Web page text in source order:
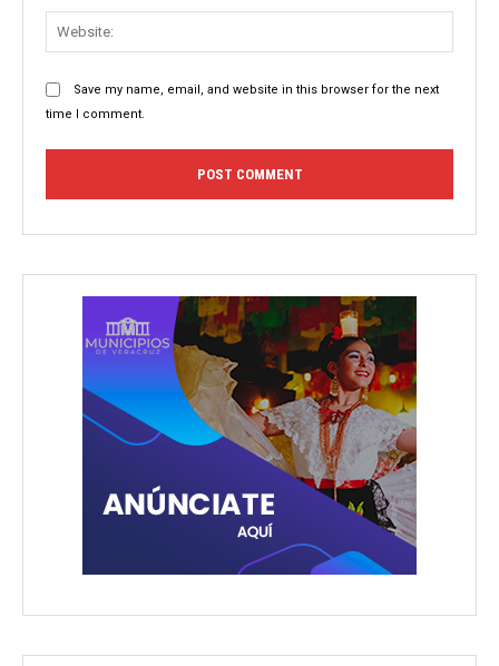
Save my name, email, and website in this browser for the next
time I comment.